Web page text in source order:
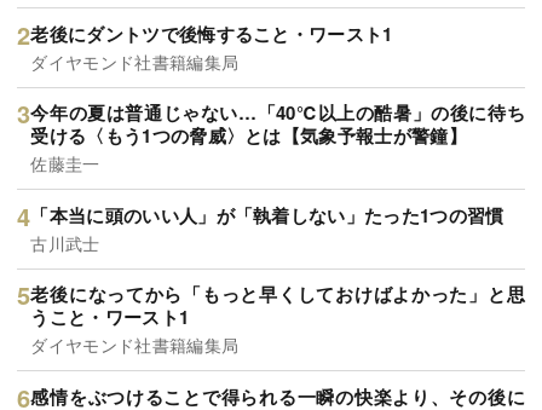
老後にダントツで後悔すること・ワースト1
ダイヤモンド社書籍編集局
今年の夏は普通じゃない…「40℃以上の酷暑」の後に待ち
受ける〈もう1つの脅威〉とは【気象予報士が警鐘】
佐藤圭一
「本当に頭のいい人」が「執着しない」たった1つの習慣
古川武士
老後になってから「もっと早くしておけばよかった」と思
うこと・ワースト1
ダイヤモンド社書籍編集局
感情をぶつけることで得られる一瞬の快楽より、その後に